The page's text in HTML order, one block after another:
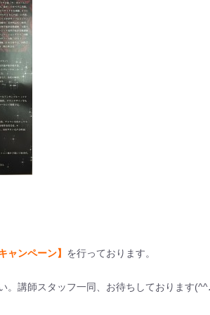
ャンペーン】 を行っております。
。講師スタッフ一同、お待ちしております